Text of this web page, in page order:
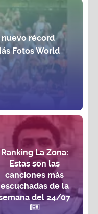
nuevo récord
Fotos World
Ranking La Zona:
Estas son las
canciones más
escuchadas de la
del 24/07